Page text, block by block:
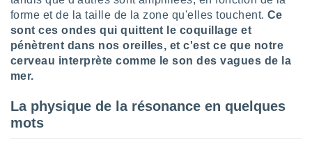
sur
forme et de la taille de la zone qu'elles touchent. Ce
sont ces ondes qui quittent le coquillage et
pénètrent dans nos oreilles, et c'est ce que notre
cerveau interprète comme le son des vagues de la
mer.
La physique de la résonance en quelques
mots